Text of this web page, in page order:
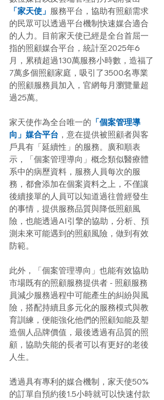
「家天使」 服務平台，協助有照顧需求
的民眾可以透過平台機制快速媒合適合
的人力。目前家天使已經是全台首屈一
指的照顧媒合平台，統計至2025年6
月，累積超過130萬服務小時數，造福了
7萬多個照顧家庭，吸引了3500名專業
的照顧服務員加入，官網每月瀏覽量超
過25萬。
家天使作為全台唯一的 「個案管理導
向」媒合平台 ，意在提供被照顧者與客
戶具有「延續性」的服務。廣和順表
示，「個案管理導向」概念類似醫療體
系中的病歷資料，服務人員每次的服
務，都會添加在個案資料之上，不僅讓
後續接單的人員可以知道過往曾經發生
的事情，提供服務品質與降低照顧風
險，也能透過AI引擎的協助，分析、預
測未來可能遇到的照顧風險，做到有效
防範。
此外，「個案管理導向」也能有效協助
市場既有的照顧服務提供者 - 照顧服務
員減少服務過程中可能產生的糾紛與風
險，搭配持續且多元化的服務模式與教
育訓練，便能強化他們的照顧知能及塑
造個人品牌價值，最後透過有品質的照
顧，協助失能的長者可以有更好的老後
人生。
透過具有專利的媒合機制，家天使50%
的訂單自預約後1.5小時就可以快速付款